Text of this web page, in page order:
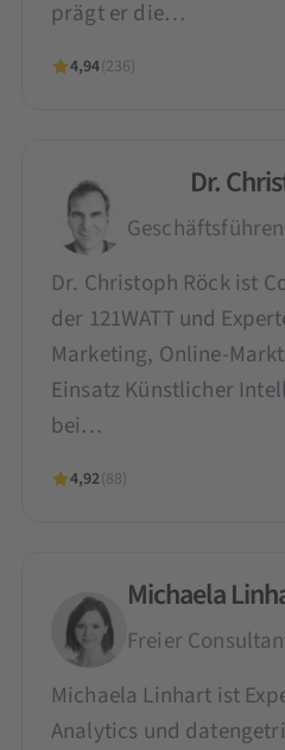
prägt er die…
4,94(236)
Dr.
Dr. Christoph Röck ist
der 121WATT und
Marketing, Online-
Einsatz Künstlicher
bei…
4,92(88)
Michaela
Freier
Michaela Linhart ist
Analytics und